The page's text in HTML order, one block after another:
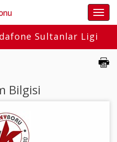
Sultanlar Ligi
Bilgisi